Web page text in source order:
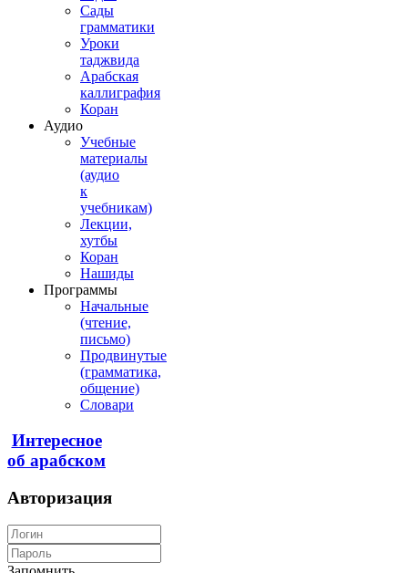
Сады
грамматики
Уроки
таджвида
Арабская
каллиграфия
Коран
Аудио
Учебные
материалы
(аудио
к
учебникам)
Лекции,
хутбы
Коран
Нашиды
Программы
Начальные
(чтение,
письмо)
Продвинутые
(грамматика,
общение)
Словари
Интересное
об арабском
Авторизация